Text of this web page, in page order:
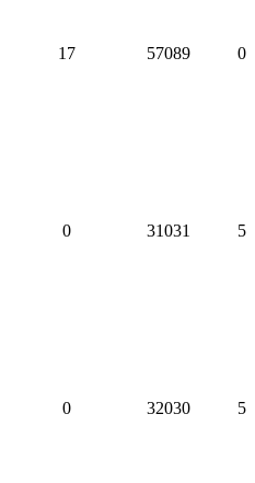
17 57089 0
0 31031 5
0 32030 5